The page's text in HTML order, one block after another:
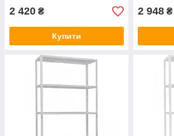
2 420 ₴
Купити
2 948 ₴